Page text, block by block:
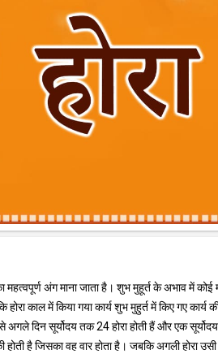
महत्वपूर्ण अंग माना जाता है। शुभ मुहूर्त के अभाव में
होरा काल में किया गया कार्य शुभ मुहुर्त में किए गए कार्य
से अगले दिन सूर्योदय तक 24 होरा होती हैं और एक
होती है जिसका वह वार होता है। जबकि अगली होरा